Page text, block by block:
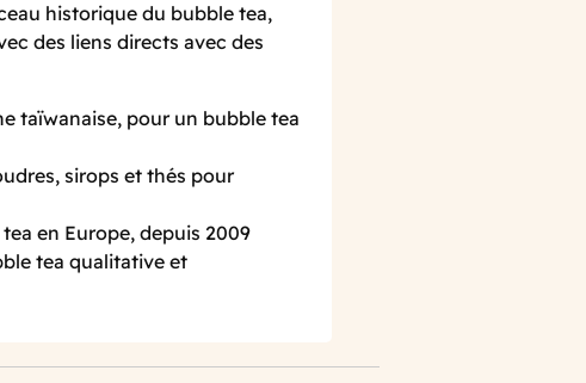
historique du bubble tea,
des liens directs avec des
taïwanaise, pour un bubble tea
sirops et thés pour
en Europe, depuis 2009
tea qualitative et